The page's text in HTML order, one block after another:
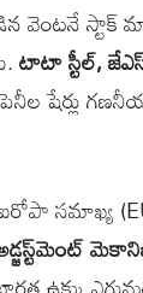
వెంటనే స్టాక్
టాటా స్టీల్,
షేర్లు
సమాఖ్య